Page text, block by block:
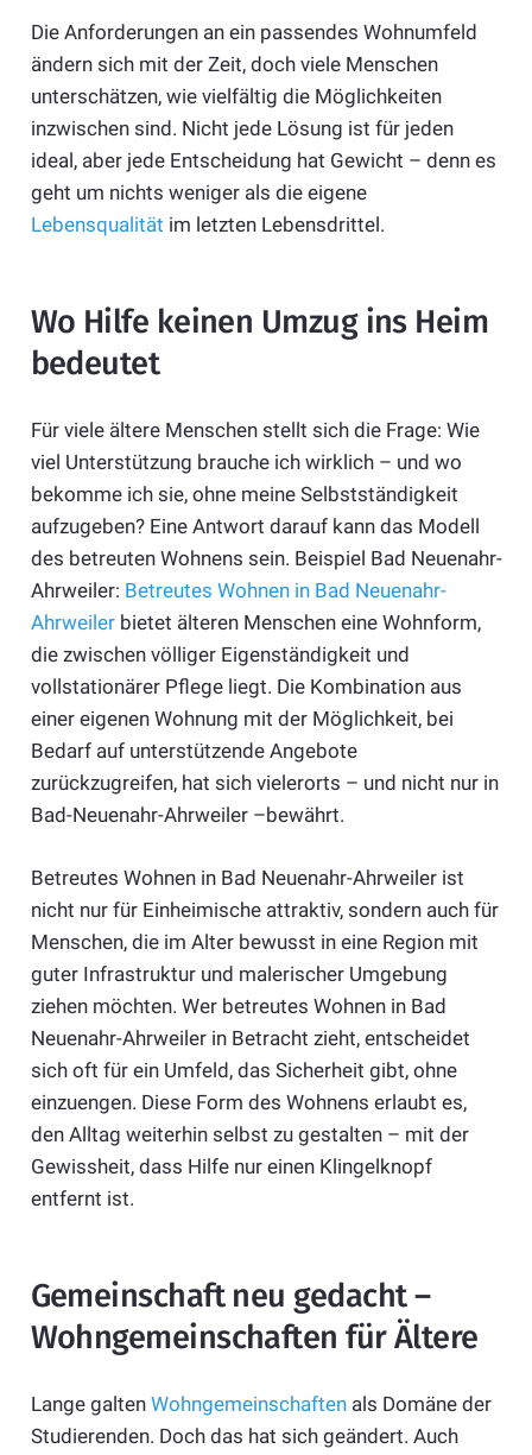
Die Anforderungen an ein passendes Wohnumfeld
ändern sich mit der Zeit, doch viele Menschen
unterschätzen, wie vielfältig die Möglichkeiten
inzwischen sind. Nicht jede Lösung ist für jeden
ideal, aber jede Entscheidung hat Gewicht – denn es
geht um nichts weniger als die eigene
Lebensqualität im letzten Lebensdrittel.
Wo Hilfe keinen Umzug ins Heim
bedeutet
Für viele ältere Menschen stellt sich die Frage: Wie
viel Unterstützung brauche ich wirklich – und wo
bekomme ich sie, ohne meine Selbstständigkeit
aufzugeben? Eine Antwort darauf kann das Modell
des betreuten Wohnens sein. Beispiel Bad Neuenahr-
Ahrweiler: Betreutes Wohnen in Bad Neuenahr-
Ahrweilerbietet älteren Menschen eine Wohnform,
die zwischen völliger Eigenständigkeit und
vollstationärer Pflege liegt. Die Kombination aus
einer eigenen Wohnung mit der Möglichkeit, bei
Bedarf auf unterstützende Angebote
zurückzugreifen, hat sich vielerorts – und nicht nur in
Bad-Neuenahr-Ahrweiler –bewährt.
Betreutes Wohnen in Bad Neuenahr-Ahrweiler ist
nicht nur für Einheimische attraktiv, sondern auch für
Menschen, die im Alter bewusst in eine Region mit
guter Infrastruktur und malerischer Umgebung
ziehen möchten. Wer betreutes Wohnen in Bad
Neuenahr-Ahrweiler in Betracht zieht, entscheidet
sich oft für ein Umfeld, das Sicherheit gibt, ohne
einzuengen. Diese Form des Wohnens erlaubt es,
den Alltag weiterhin selbst zu gestalten – mit der
Gewissheit, dass Hilfe nur einen Klingelknopf
entfernt ist.
Gemeinschaft neu gedacht –
Wohngemeinschaften für Ältere
Lange galten Wohngemeinschaftenals Domäne der
Studierenden. Doch das hat sich geändert. Auch